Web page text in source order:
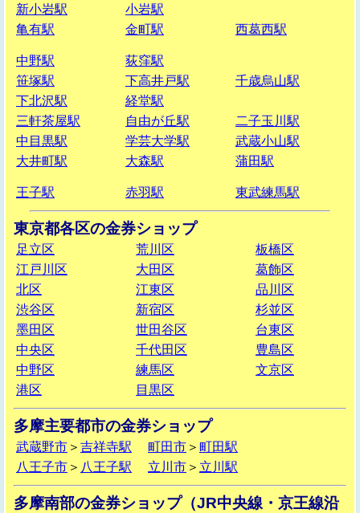
新小岩駅
小岩駅
亀有駅
金町駅 西葛西駅
中野駅
荻窪駅
笹塚駅
下高井戸駅
千歳烏山駅
下北沢駅
経堂駅
三軒茶屋駅
自由が丘駅
二子玉川駅
中目黒駅
学芸大学駅
武蔵小山駅
大井町駅
大森駅 蒲田駅
王子駅 赤羽駅 東武練馬駅
東京都各区の金券ショップ
足立区 荒川区
板橋区
江戸川区
大田区
葛飾区
北区
江東区
品川区
渋谷区
新宿区
杉並区
墨田区
世田谷区
台東区
中央区
千代田区
豊島区
中野区
練馬区
文京区
港区
目黒区
多摩主要都市の金券ショップ
武蔵野市 ＞ 吉祥寺駅 町田市 ＞ 町田駅
八王子市 ＞ 八王子駅 立川市 ＞ 立川駅
多摩南部の金券ショップ（JR中央線・京王線沿